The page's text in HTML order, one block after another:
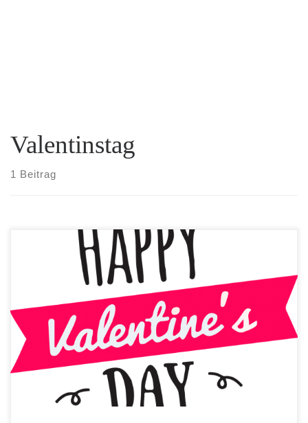
Valentinstag
1 Beitrag
Dass ein Geschenk zum Valentinstag her muss, ist in den meisten
Partnerschaften Pflicht. Nur welches Präsent ankommen wird,
hängt sehr von den Menschen ab, die beschenkt werden sollen.
Valentinsgeschenke Der 14. Februar ist gesetzt. An diesem Tag
werden kleinere oder größere Aufmerksamkeiten an die Partner
verschenkt. Doch obgleich das Datum […]